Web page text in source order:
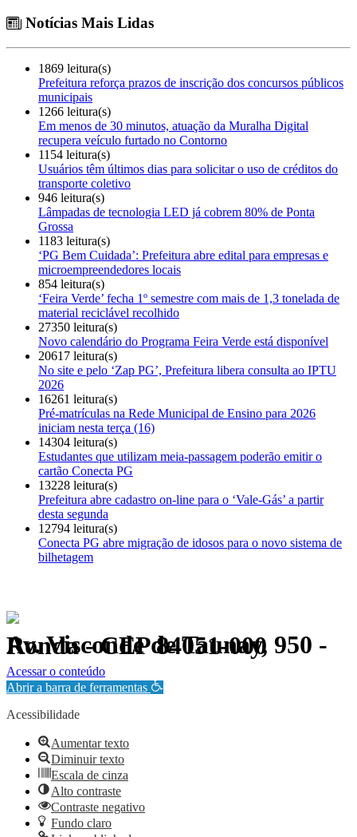
Notícias Mais Lidas
1869 leitura(s)
Prefeitura reforça prazos de inscrição dos concursos públicos
municipais
1266 leitura(s)
Em menos de 30 minutos, atuação da Muralha Digital
recupera veículo furtado no Contorno
1154 leitura(s)
Usuários têm últimos dias para solicitar o uso de créditos do
transporte coletivo
946 leitura(s)
Lâmpadas de tecnologia LED já cobrem 80% de Ponta
Grossa
1183 leitura(s)
‘PG Bem Cuidada’: Prefeitura abre edital para empresas e
microempreendedores locais
854 leitura(s)
‘Feira Verde’ fecha 1º semestre com mais de 1,3 tonelada de
material reciclável recolhido
27350 leitura(s)
Novo calendário do Programa Feira Verde está disponível
20617 leitura(s)
No site e pelo ‘Zap PG’, Prefeitura libera consulta ao IPTU
2026
16261 leitura(s)
Pré-matrículas na Rede Municipal de Ensino para 2026
iniciam nesta terça (16)
14304 leitura(s)
Estudantes que utilizam meia-passagem poderão emitir o
cartão Conecta PG
13228 leitura(s)
Prefeitura abre cadastro on-line para o ‘Vale-Gás’ a partir
desta segunda
12794 leitura(s)
Conecta PG abre migração de idosos para o novo sistema de
bilhetagem
Av. Visconde de Taunay, 950 - Ronda - CEP 84051-000
Política de Privacidade.
Acessar o conteúdo
Abrir a barra de ferramentas
Acessibilidade
Aumentar texto
Diminuir texto
Escala de cinza
Alto contraste
Contraste negativo
Fundo claro